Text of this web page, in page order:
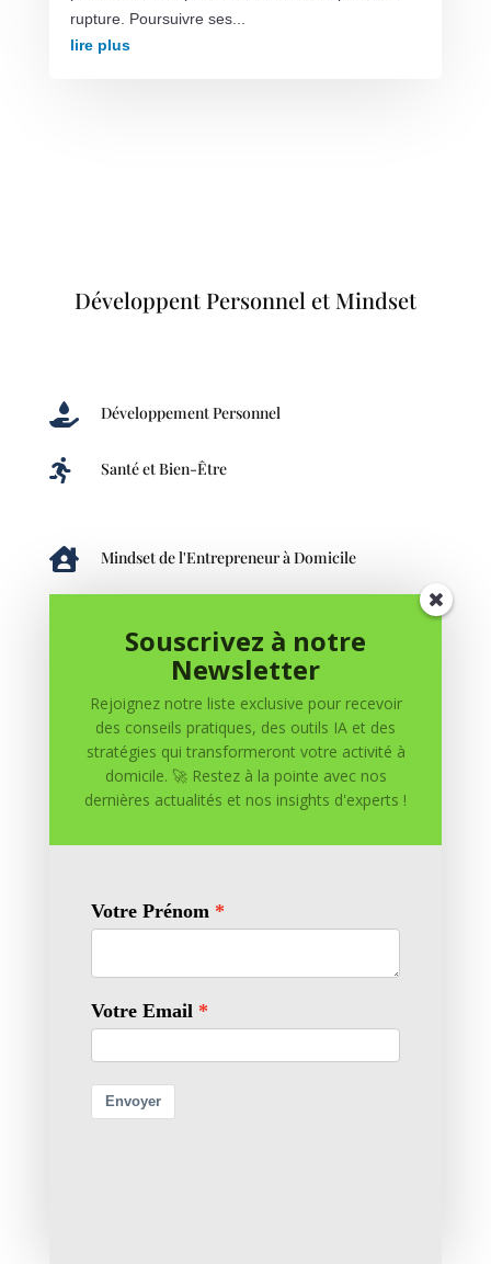
rupture. Poursuivre ses...
lire plus
Développent Personnel et Mindset
 Développement Personnel
 Santé et Bien-Être
 Mindset de l'Entrepreneur à Domicile
Le Rebelle Intelligent
Gestion du Temps et Organisation
Entrepreneuriat Digital
Souscrivez à notre
Newsletter
Rejoignez notre liste exclusive pour recevoir
des conseils pratiques, des outils IA et des
stratégies qui transformeront votre activité à
domicile. 🚀 Restez à la pointe avec nos
dernières actualités et nos insights d'experts !